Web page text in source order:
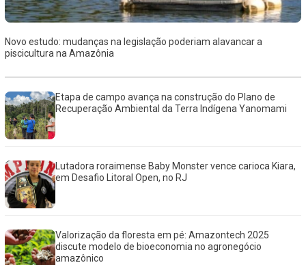
Novo estudo: mudanças na legislação poderiam alavancar a
piscicultura na Amazônia
Etapa de campo avança na construção do Plano de
Recuperação Ambiental da Terra Indígena Yanomami
Lutadora roraimense Baby Monster vence carioca Kiara,
em Desafio Litoral Open, no RJ
Valorização da floresta em pé: Amazontech 2025
discute modelo de bioeconomia no agronegócio
amazônico